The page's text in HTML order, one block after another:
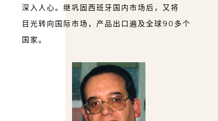
深⼊⼈⼼。继巩固⻄班⽛国内市场后，⼜将
⽬光转向国际市场，产品出⼝遍及全球90多个
国家。